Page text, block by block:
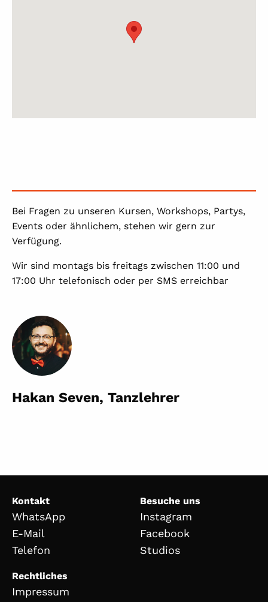
Bei Fragen zu unseren Kursen, Workshops, Partys,
Events oder ähnlichem, stehen wir gern zur
Verfügung.
Wir sind montags bis freitags zwischen 11:00 und
17:00 Uhr telefonisch oder per SMS erreichbar
Hakan Seven, Tanzlehrer
Kontakt
WhatsApp
E-Mail
Telefon
Besuche uns
Instagram
Facebook
Studios
Rechtliches
Impressum